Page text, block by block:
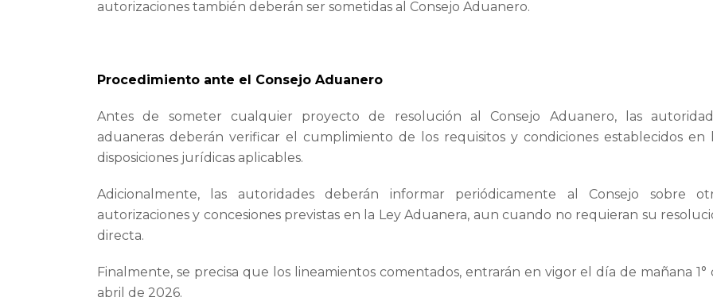
autorizaciones también deberán ser sometidas al Consejo Aduanero.
Procedimiento ante el Consejo Aduanero
Antes de someter cualquier proyecto de resolución al Consejo Aduanero, las
aduaneras deberán verificar el cumplimiento de los requisitos y condiciones establecidos en
disposiciones jurídicas aplicables.
Adicionalmente, las autoridades deberán informar periódicamente al Consejo sobre
autorizaciones y concesiones previstas en la Ley Aduanera, aun cuando no requieran su
directa.
Finalmente, se precisa que los lineamientos comentados, entrarán en vigor el día de mañana 1°
abril de 2026.